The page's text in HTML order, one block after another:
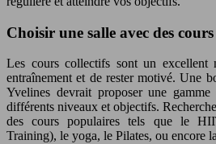
Choisir une salle avec des
Les cours collectifs sont un excellent
entraînement et de rester motivé. Une
Yvelines devrait proposer une
différents niveaux et objectifs.
des cours populaires tels que le
Training), le yoga, le Pilates, ou encore